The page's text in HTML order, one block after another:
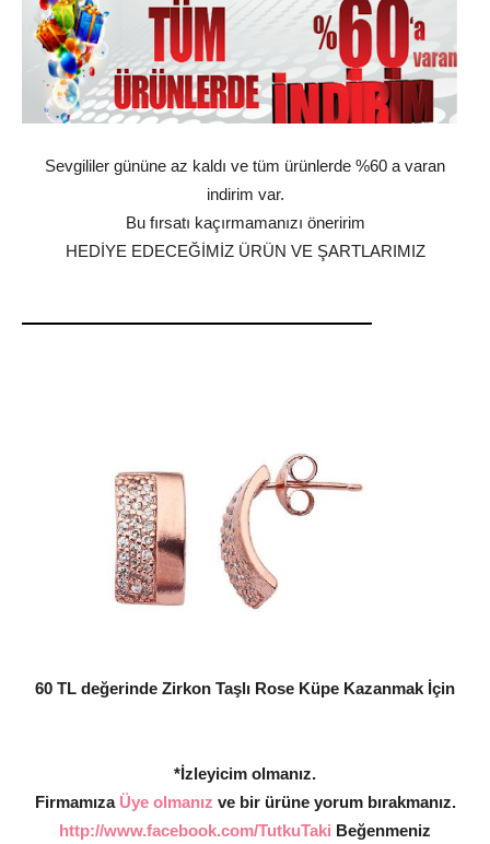
Sevgililer gününe az kaldı ve tüm ürünlerde %60 a varan
indirim var.
Bu fırsatı kaçırmamanızı öneririm
HEDİYE EDECEĞİMİZ ÜRÜN VE ŞARTLARIMIZ
60 TL değerinde Zirkon Taşlı Rose Küpe Kazanmak İçin
*İzleyicim olmanız.
Firmamıza Üye olmanız ve bir ürüne yorum bırakmanız.
http://www.facebook.com/TutkuTaki Beğenmeniz